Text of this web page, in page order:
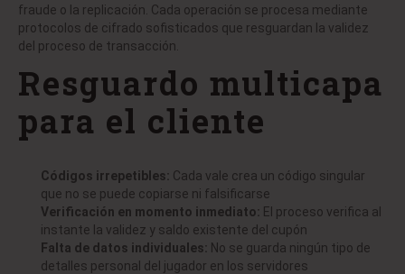
fraude o la replicación. Cada operación se procesa mediante
protocolos de cifrado sofisticados que resguardan la validez
del proceso de transacción.
Resguardo multicapa
para el cliente
Códigos irrepetibles: Cada vale crea un código singular
que no se puede copiarse ni falsificarse
Verificación en momento inmediato: El proceso verifica al
instante la validez y saldo existente del cupón
Falta de datos individuales: No se guarda ningún tipo de
detalles personal del jugador en los servidores